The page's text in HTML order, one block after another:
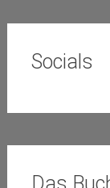
Socials